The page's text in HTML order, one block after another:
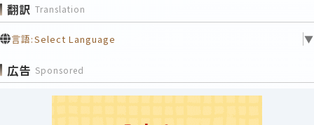
翻訳 Translation
言語:Select Language ▼
広告 Sponsored